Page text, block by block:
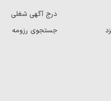
درج آگهی شغلی
جستجوی رزومه